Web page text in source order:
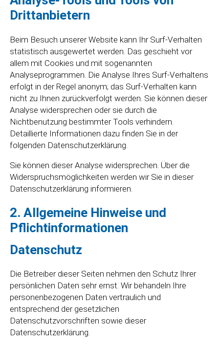
Drittanbietern
Beim Besuch unserer Website kann Ihr Surf-Verhalten
statistisch ausgewertet werden. Das geschieht vor
allem mit Cookies und mit sogenannten
Analyseprogrammen. Die Analyse Ihres Surf-Verhaltens
erfolgt in der Regel anonym; das Surf-Verhalten kann
nicht zu Ihnen zurückverfolgt werden. Sie können dieser
Analyse widersprechen oder sie durch die
Nichtbenutzung bestimmter Tools verhindern.
Detaillierte Informationen dazu finden Sie in der
folgenden Datenschutzerklärung.
Sie können dieser Analyse widersprechen. Über die
Widerspruchsmöglichkeiten werden wir Sie in dieser
Datenschutzerklärung informieren.
2. Allgemeine Hinweise und
Pflichtinformationen
Datenschutz
Die Betreiber dieser Seiten nehmen den Schutz Ihrer
persönlichen Daten sehr ernst. Wir behandeln Ihre
personenbezogenen Daten vertraulich und
entsprechend der gesetzlichen
Datenschutzvorschriften sowie dieser
Datenschutzerklärung.